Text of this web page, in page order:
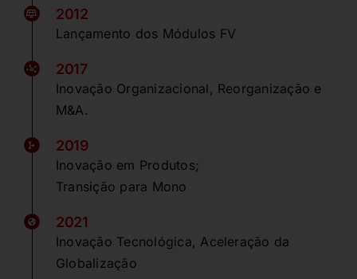
2012
Lançamento dos Módulos FV
2017
Inovação Organizacional, Reorganização e
M&A.
2019
Inovação em Produtos;
Transição para Mono
2021
Inovação Tecnológica, Aceleração da
Globalização